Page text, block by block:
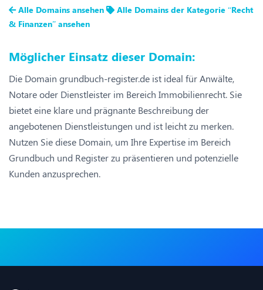
Alle Domains ansehen
Alle Domains der Kategorie “Recht
& Finanzen” ansehen
Möglicher Einsatz dieser Domain:
Die Domain grundbuch-register.de ist ideal für Anwälte,
Notare oder Dienstleister im Bereich Immobilienrecht. Sie
bietet eine klare und prägnante Beschreibung der
angebotenen Dienstleistungen und ist leicht zu merken.
Nutzen Sie diese Domain, um Ihre Expertise im Bereich
Grundbuch und Register zu präsentieren und potenzielle
Kunden anzusprechen.